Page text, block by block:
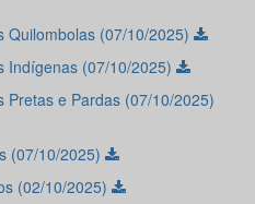
Quilombolas (07/10/2025)
Indígenas (07/10/2025)
Pretas e Pardas (07/10/2025)
(07/10/2025)
(02/10/2025)